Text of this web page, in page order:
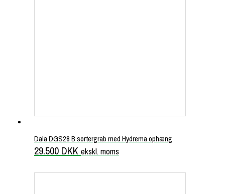
Dala DGS28 B sortergrab med Hydrema ophæng
29.500 DKK ekskl. moms